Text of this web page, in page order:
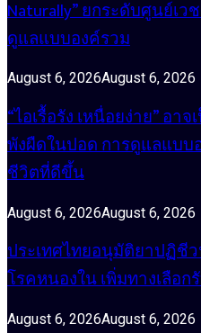
Naturally” ยกระดับศูนย์เ
ดูแลแบบองค์รวม
August 6, 2026August 6, 2026
“ไอเรื้อรัง เหนื่อยง่าย” อ
พังผืดในปอด การดูแลแบ
ชีวิตที่ดีขึ้น
August 6, 2026August 6, 2026
ประเทศไทยอนุมัติยาปฏิชี
โรคหนองใน เพิ่มทางเลือ
August 6, 2026August 6, 2026